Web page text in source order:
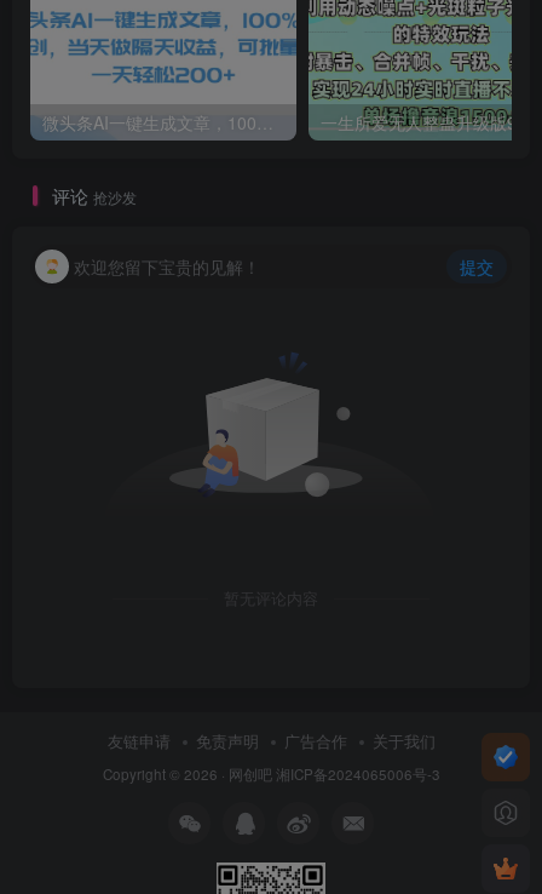
微头条AI一键生成文章，100%过原创，当天做隔天收益，可批量，一天轻松200+
评论 抢沙发
欢迎您留下宝贵的见解！ 提交
暂无评论内容
友链申请 免责声明 广告合作 关于我们
Copyright © 2026 · 网创吧 湘ICP备2024065006号-3